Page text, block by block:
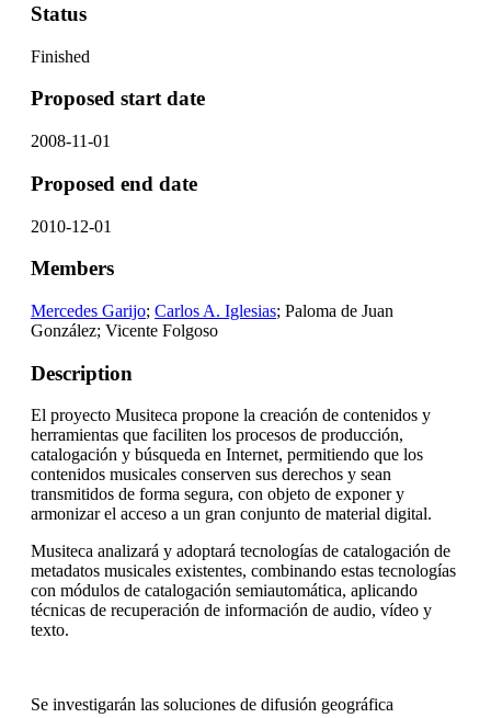
Status
Finished
Proposed start date
2008-11-01
Proposed end date
2010-12-01
Members
Mercedes Garijo; Carlos A. Iglesias; Paloma de Juan
González; Vicente Folgoso
Description
El proyecto Musiteca propone la creación de contenidos y
herramientas que faciliten los procesos de producción,
catalogación y búsqueda en Internet, permitiendo que los
contenidos musicales conserven sus derechos y sean
transmitidos de forma segura, con objeto de exponer y
armonizar el acceso a un gran conjunto de material digital.
Musiteca analizará y adoptará tecnologías de catalogación de
metadatos musicales existentes, combinando estas tecnologías
con módulos de catalogación semiautomática, aplicando
técnicas de recuperación de información de audio, vídeo y
texto.
Se investigarán las soluciones de difusión geográfica